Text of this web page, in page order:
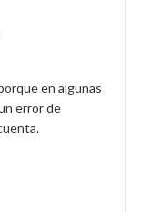
en algunas
error de